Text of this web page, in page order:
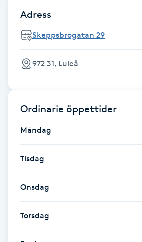
Gel naglar
Gelenaglar
Gellack med förstärkning
Gravidmassage
Gravidyoga
Gruppträning
Adress
Skeppsbrogatan 29
972 31, Luleå
Ordinarie öppettider
Måndag
Tisdag
Onsdag
Torsdag